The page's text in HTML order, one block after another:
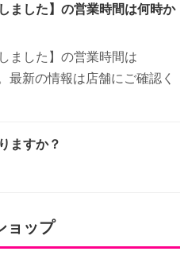
ました】の営業時間は何時か
ました】の営業時間は
最新の情報は店舗にご確認く
ますか？
ョップ